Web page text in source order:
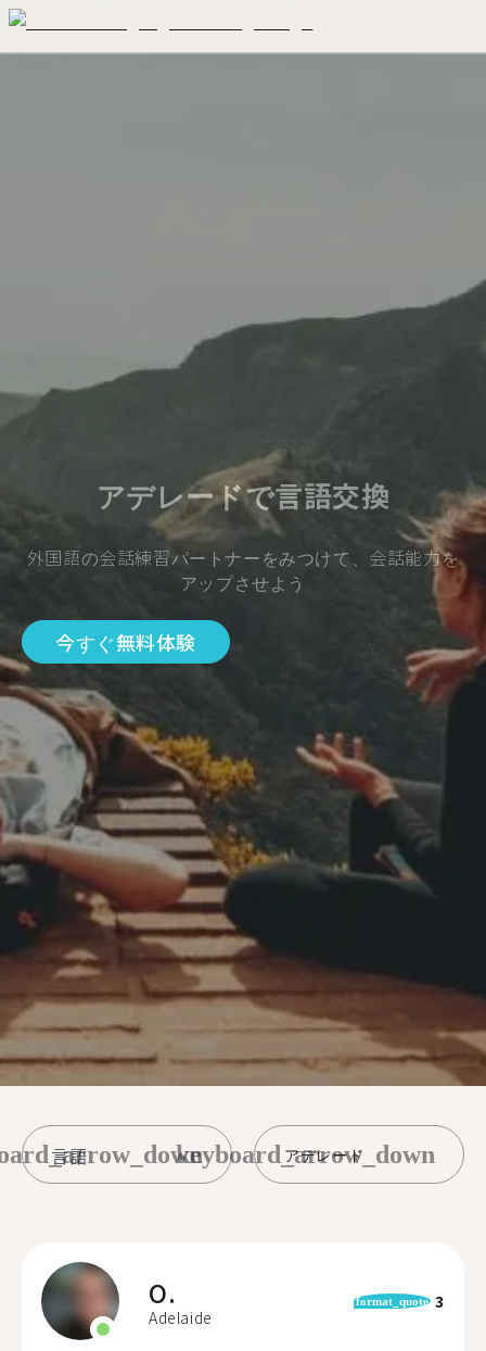
アデレードで言語交換
外国語の会話練習パートナーをみつけて、会話能力を
アップさせよう
今すぐ無料体験
アデレード
keyboard_arrow_down
O.
Adelaide
format_quote 3